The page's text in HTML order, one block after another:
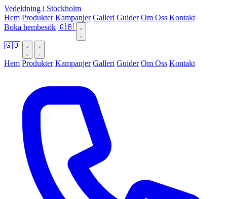
Vedeldning i Stockholm
Hem Produkter Kampanjer Galleri Guider Om Oss Kontakt
Boka hembesök 🇬🇧
🇬🇧
Hem Produkter Kampanjer Galleri Guider Om Oss Kontakt